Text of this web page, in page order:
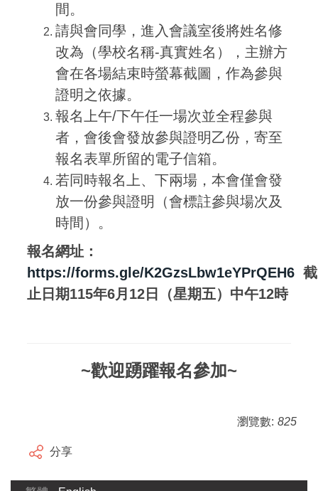
間。
請與會同學，進入會議室後將姓名修
改為（學校名稱-真實姓名），主辦方
會在各場結束時螢幕截圖，作為參與
證明之依據。
報名上午/下午任一場次並全程參與
者，會後會發放參與證明乙份，寄至
報名表單所留的電子信箱。
若同時報名上、下兩場，本會僅會發
放一份參與證明（會標註參與場次及
時間）。
報名網址：
https://forms.gle/K2GzsLbw1eYPrQEH6 截
止日期115年6月12日（星期五）中午12時
~歡迎踴躍報名參加~
瀏覽數: 825
分享